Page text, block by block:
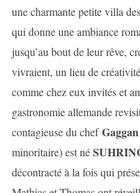
une charmante petite villa
qui donne une ambiance
jusqu’au bout de leur rêve,
vivraient, un lieu de
comme chez eux invités et
gastronomie allemande
contagieuse du chef
minoritaire) est né
décontracté à la fois qui